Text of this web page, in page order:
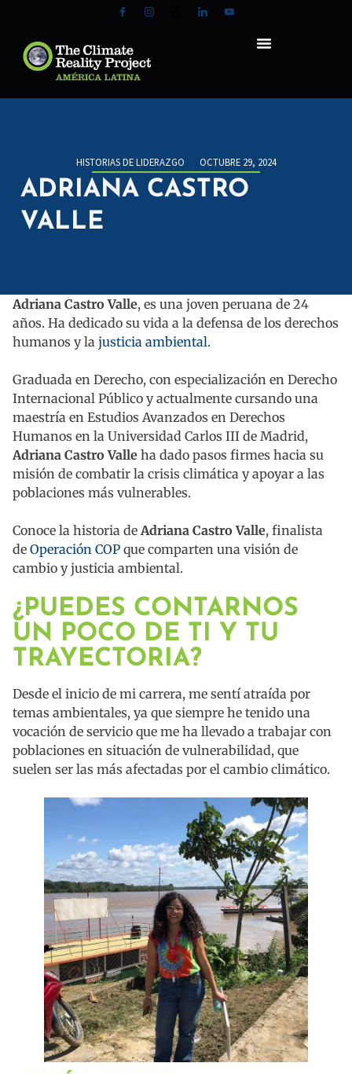
HISTORIAS DE LIDERAZGO OCTUBRE 29, 2024
ADRIANA CASTRO
VALLE
Adriana Castro Valle, es una joven peruana de 24
años. Ha dedicado su vida a la defensa de los derechos
humanos y la justicia ambiental.
Graduada en Derecho, con especialización en Derecho
Internacional Público y actualmente cursando una
maestría en Estudios Avanzados en Derechos
Humanos en la Universidad Carlos III de Madrid,
Adriana Castro Valle ha dado pasos firmes hacia su
misión de combatir la crisis climática y apoyar a las
poblaciones más vulnerables.
Conoce la historia deAdriana Castro Valle, finalista
de Operación COP que comparten una visión de
cambio y justicia ambiental.
¿PUEDES CONTARNOS
UN POCO DE TI Y TU
TRAYECTORIA?
Desde el inicio de mi carrera, me sentí atraída por
temas ambientales, ya que siempre he tenido una
vocación de servicio que me ha llevado a trabajar con
poblaciones en situación de vulnerabilidad, que
suelen ser las más afectadas por el cambio climático.